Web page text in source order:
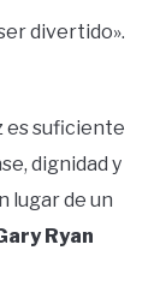
divertido».
es suficiente
dignidad y
lugar de un
Ryan